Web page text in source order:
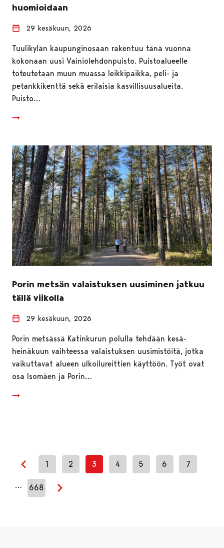
huomioidaan
29 kesäkuun, 2026
Tuulikylän kaupunginosaan rakentuu tänä vuonna
kokonaan uusi Vainiolehdonpuisto. Puistoalueelle
toteutetaan muun muassa leikkipaikka, peli- ja
petankkikenttä sekä erilaisia kasvillisuusalueita.
Puisto…
Porin metsän valaistuksen uusiminen jatkuu
tällä viikolla
29 kesäkuun, 2026
Porin metsässä Katinkurun polulla tehdään kesä-
heinäkuun vaihteessa valaistuksen uusimistöitä, jotka
vaikuttavat alueen ulkoilureittien käyttöön. Työt ovat
osa Isomäen ja Porin…
Edellinen sivu
1 2 3 4 5 6 7
… 668
Seuraava sivu